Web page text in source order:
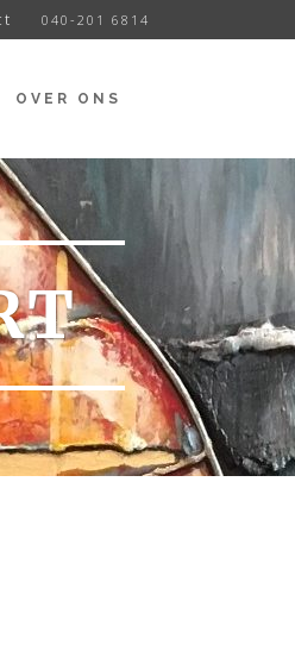
040-201 6814
OVER ONS